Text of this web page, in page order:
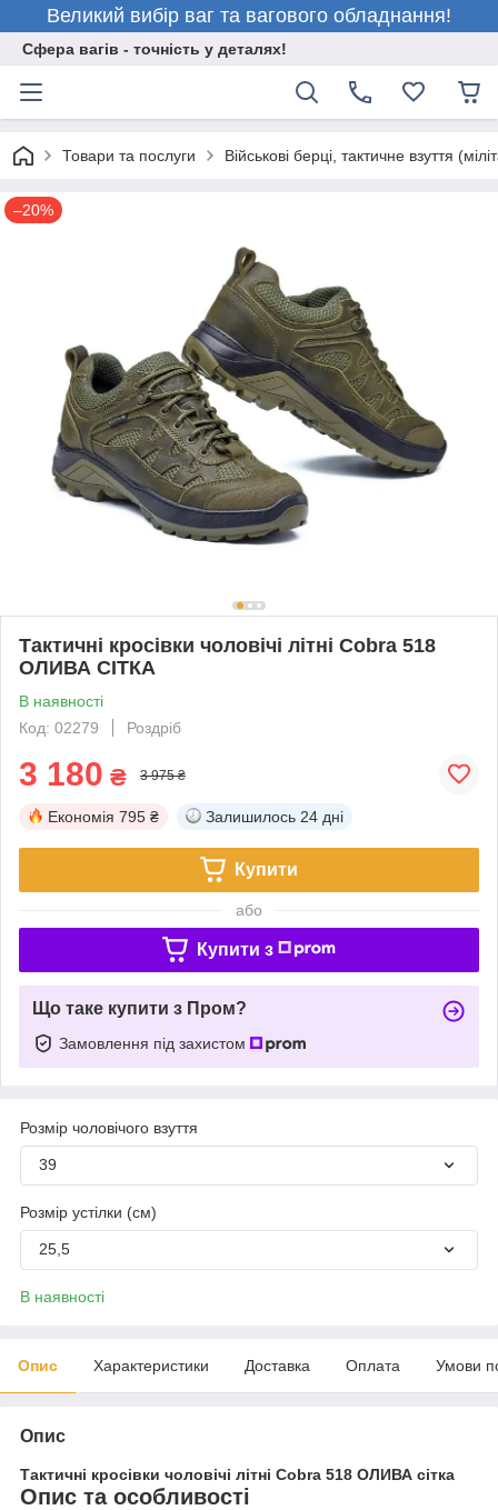
Великий вибір ваг та вагового обладнання!
Сфера вагів - точність у деталях!
Товари та послуги Військові берці, тактичне взуття
–20%
Тактичні кросівки чоловічі літні Cobra 518
ОЛИВА СІТКА
В наявності
Код: 02279
Роздріб
3 180 ₴ 3 975 ₴
Економія 795 ₴ Залишилось 24 дні
Купити
або
Купити з
Що таке купити з Пром?
Замовлення під захистом
Розмір чоловічого взуття
39
Розмір устілки (см)
25,5
В наявності
Опис Характеристики Доставка Оплата Умови
Опис
Тактичні кросівки чоловічі літні Cobra 518 ОЛИВА сітка
Опис та особливості